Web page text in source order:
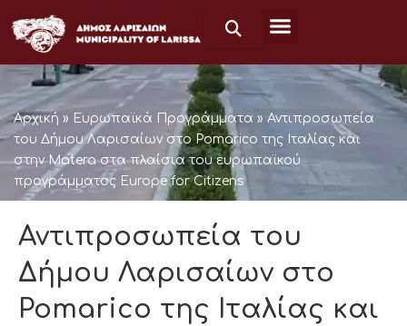
στο
περιεχόμενο
Αρχική » Ευρωπαϊκά Προγράμματα » Αντιπροσωπεία
του Δήμου Λαρισαίων στο Pomarico της Ιταλίας και
στην Matera στα πλαίσια του ευρωπαϊκού
προγράμματος Europe for Citizens
Αντιπροσωπεία του
Δήμου Λαρισαίων στο
Pomarico της Ιταλίας και